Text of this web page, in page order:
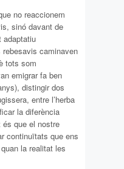
no reaccionem
sinó davant de
adaptatiu
caminaven
tots som
emigrar fa ben
distingir dos
entre l’herba
la diferència
que el nostre
continuïtats que ens
la realitat les